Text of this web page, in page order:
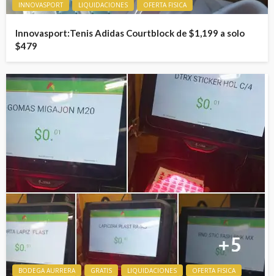
INNOVASPORT LIQUIDACIONES OFERTA FISICA
Innovasport:Tenis Adidas Courtblock de $1,199 a solo
$479
BODEGA AURRERA GRATIS LIQUIDACIONES OFERTA FISICA